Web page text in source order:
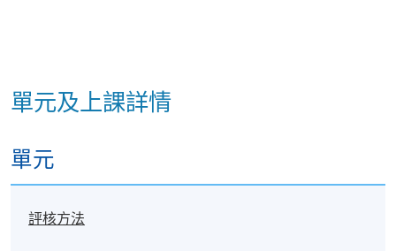
單元及上課詳情
單元
評核方法